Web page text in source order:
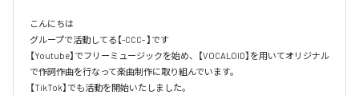
こんにちは
グループで活動してる【-CCC- 】です
【Youtube】でフリーミュージックを始め、【VOCALOID】を用いてオリジナル
で作詞作曲を行なって楽曲制作に取り組んでいます。
【TikTok】でも活動を開始いたしました。